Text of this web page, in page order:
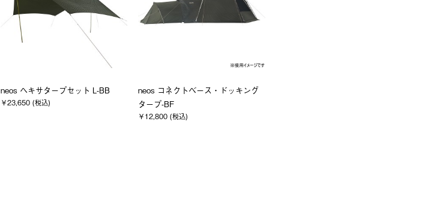
neos ヘキサタープセット L-BB
￥23,650 (税込)
neos コネクトベース・ドッキング
タープ-BF
￥12,800 (税込)